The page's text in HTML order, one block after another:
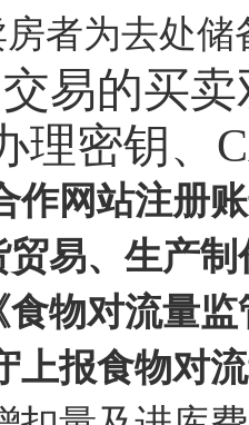
者为去处
易的买
理密钥、
作网站注册
贸易、生产
食物对流量
上报食物对